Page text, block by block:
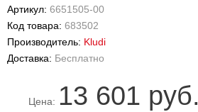
Артикул: 6651505-00
Код товара: 683502
Производитель: Kludi
Доставка: Бесплатно
Цена: 13 601 руб.